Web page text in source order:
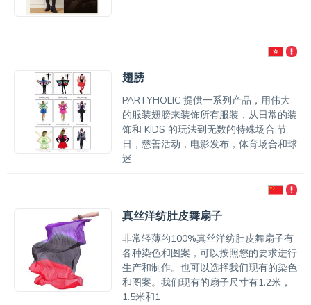
翅膀
PARTYHOLIC 提供一系列产品，用伟大
的服装翅膀来装饰所有服装，从日常的装
饰和 KIDS 的玩法到无数的特殊场合;节
日，慈善活动，电影发布，体育场合和球
迷
真丝洋纺肚皮舞扇子
非常轻薄的100%真丝洋纺肚皮舞扇子有
各种染色和图案，可以按照您的要求进行
生产和制作。也可以选择我们现有的染色
和图案。我们现有的扇子尺寸有1.2米，
1.5米和1